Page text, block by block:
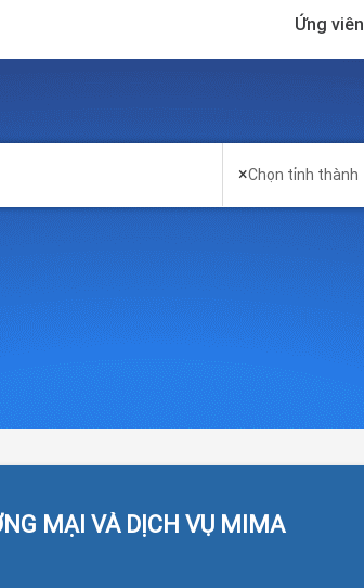
Ứng viên
×Chọn tỉnh thành
MẠI VÀ DỊCH VỤ MIMA